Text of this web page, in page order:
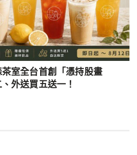
室全台首創「憑持股畫
外送買五送一！